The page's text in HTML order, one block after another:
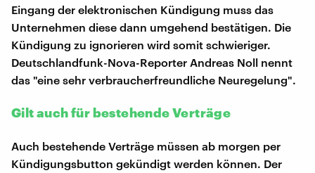
Eingang der elektronischen Kündigung muss das
Unternehmen diese dann umgehend bestätigen. Die
Kündigung zu ignorieren wird somit schwieriger.
Deutschlandfunk-Nova-Reporter Andreas Noll nennt
das "eine sehr verbraucherfreundliche Neuregelung".
Gilt auch für bestehende Verträge
Auch bestehende Verträge müssen ab morgen per
Kündigungsbutton gekündigt werden können. Der